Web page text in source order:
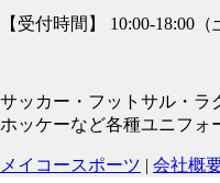
【受付時間】 10:00-18:00（
サッカー・フットサル・ラ
ホッケーなど各種ユニフォ
メイコースポーツ | 会社概